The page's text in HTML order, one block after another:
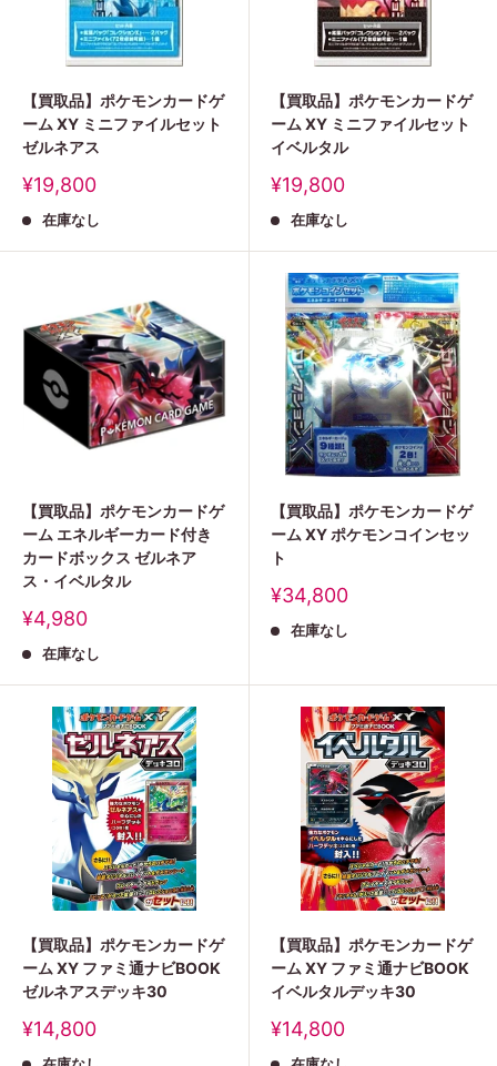
【買取品】ポケモンカードゲ
ーム XY ミニファイルセット
ゼルネアス
販
価
¥19,800
在庫なし
【買取品】ポケモンカードゲ
ーム XY ミニファイルセット
イベルタル
販
価
¥19,800
在庫なし
【買取品】ポケモンカードゲ
ーム エネルギーカード付き
カードボックス ゼルネア
ス・イベルタル
販
価
¥4,980
在庫なし
【買取品】ポケモンカードゲ
ーム XY ポケモンコインセッ
ト
販
価
¥34,800
在庫なし
【買取品】ポケモンカードゲ
ーム XY ファミ通ナビBOOK
ゼルネアスデッキ30
販
¥14,800
【買取品】ポケモンカードゲ
ーム XY ファミ通ナビBOOK
イベルタルデッキ30
販
¥14,800